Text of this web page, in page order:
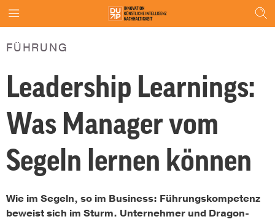
FÜHRUNG
Leadership Learnings:
Was Manager vom
Segeln lernen können
Wie im Segeln, so im Business: Führungskompetenz
beweist sich im Sturm. Unternehmer und Dragon-